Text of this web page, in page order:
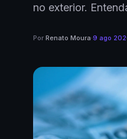
no exterior.
Por Renato Moura·9 ago